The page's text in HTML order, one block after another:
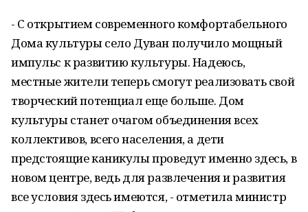
- С открытием современного комфортабельного
Дома культуры село Дуван получило мощный
импульс к развитию культуры. Надеюсь,
местные жители теперь смогут реализовать свой
творческий потенциал еще больше. Дом
культуры станет очагом объединения всех
коллективов, всего населения, а дети
предстоящие каникулы проведут именно здесь, в
новом центре, ведь для развлечения и развития
все условия здесь имеются, - отметила министр